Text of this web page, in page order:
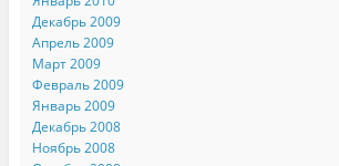
Декабрь 2009
Апрель 2009
Март 2009
Февраль 2009
Январь 2009
Декабрь 2008
Ноябрь 2008